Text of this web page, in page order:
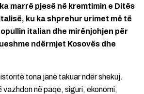
marrë pjesë në kremtimin e Ditës
ku ka shprehur urimet më të
italian dhe mirënjohjen për
ndërmjet Kosovës dhe
tona janë takuar ndër shekuj.
në paqe, siguri, ekonomi,